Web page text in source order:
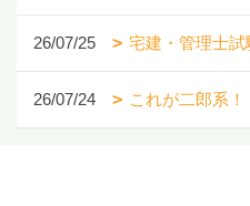
26/07/25 宅建・管理士
26/07/24 これが二郎系！